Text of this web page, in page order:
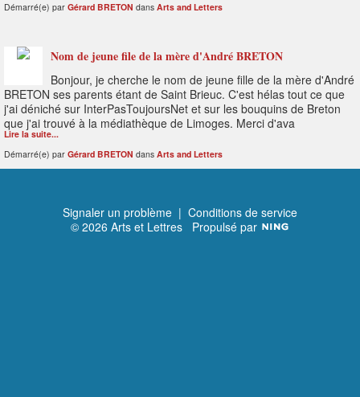
Démarré(e) par Gérard BRETON dans Arts and Letters
Nom de jeune file de la mère d'André BRETON
Bonjour, je cherche le nom de jeune fille de la mère d'André
BRETON ses parents étant de Saint Brieuc. C'est hélas tout ce que
j'ai déniché sur InterPasToujoursNet et sur les bouquins de Breton
que j'ai trouvé à la médiathèque de Limoges. Merci d'ava
Lire la suite...
Démarré(e) par Gérard BRETON dans Arts and Letters
Signaler un problème | Conditions de service
© 2026 Arts et Lettres Propulsé par